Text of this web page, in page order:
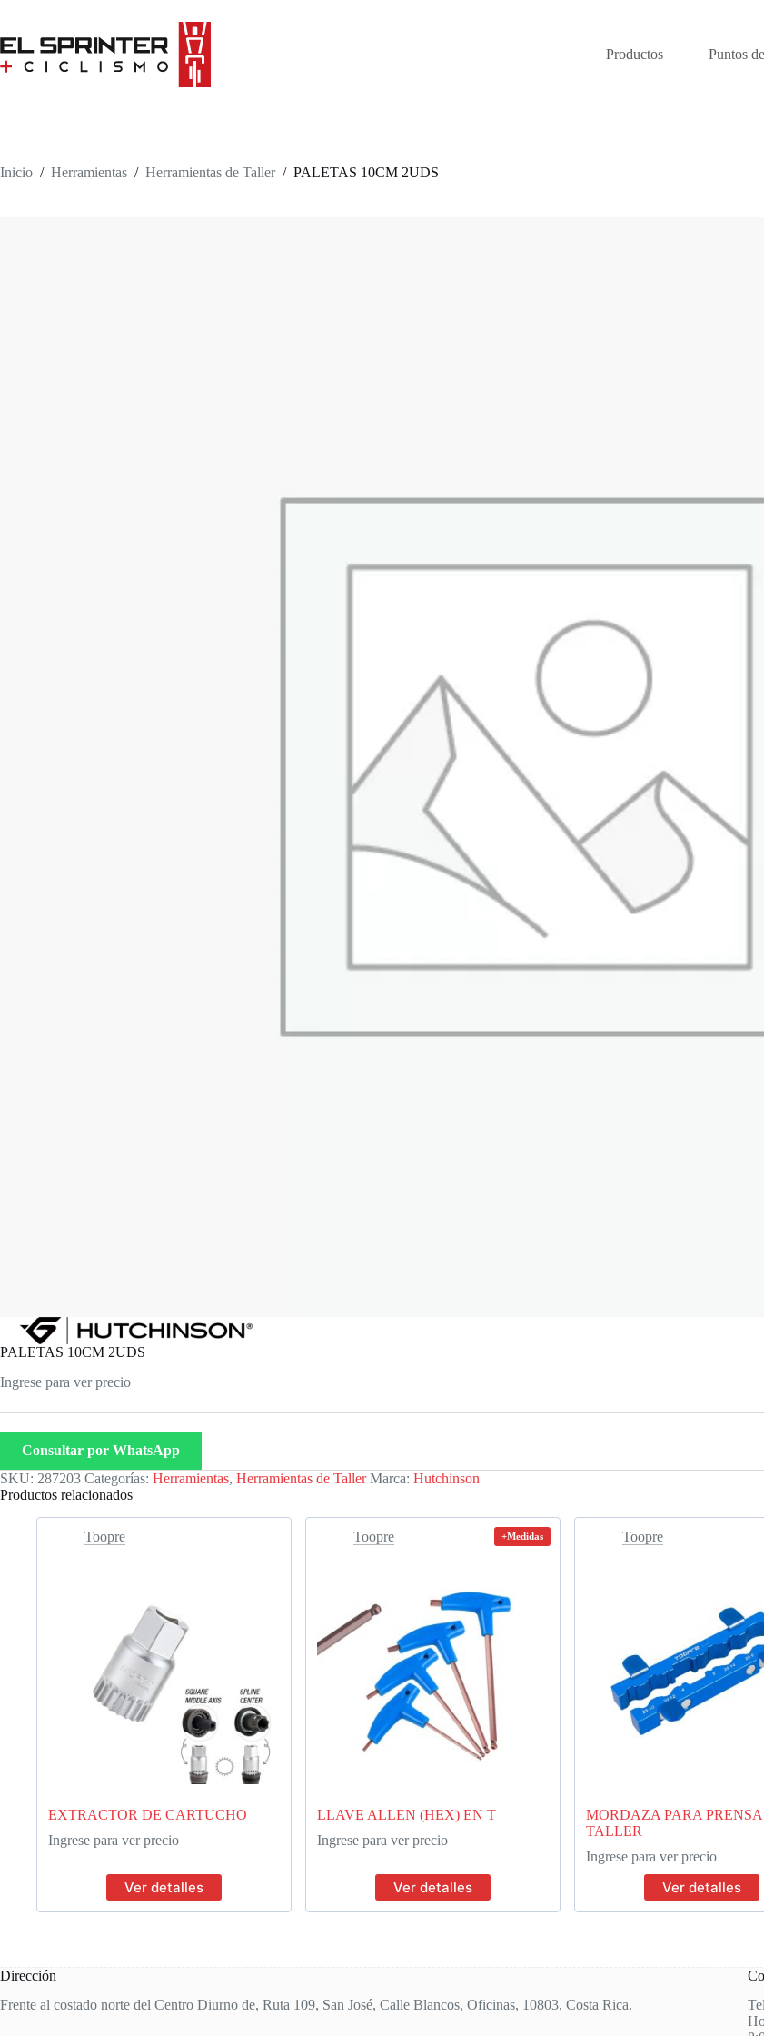
content
Productos
Puntos
Inicio / Herramientas / Herramientas de Taller / PALETAS 10CM 2UDS
PALETAS 10CM 2UDS
Ingrese para ver precio
Consultar por WhatsApp
SKU: 287203 Categorías: Herramientas, Herramientas de Taller Marca: Hutchinson
Productos relacionados
Toopre
EXTRACTOR DE CARTUCHO
Ingrese para ver precio
Ver detalles
Toopre +Medidas
LLAVE ALLEN (HEX) EN T
Ingrese para ver precio
Ver detalles
Toopre
MORDAZA PARA
TALLER
Ingrese para ver precio
Ver detalles
Dirección
Frente al costado norte del Centro Diurno de, Ruta 109, San José, Calle Blancos, Oficinas, 10803, Costa Rica.